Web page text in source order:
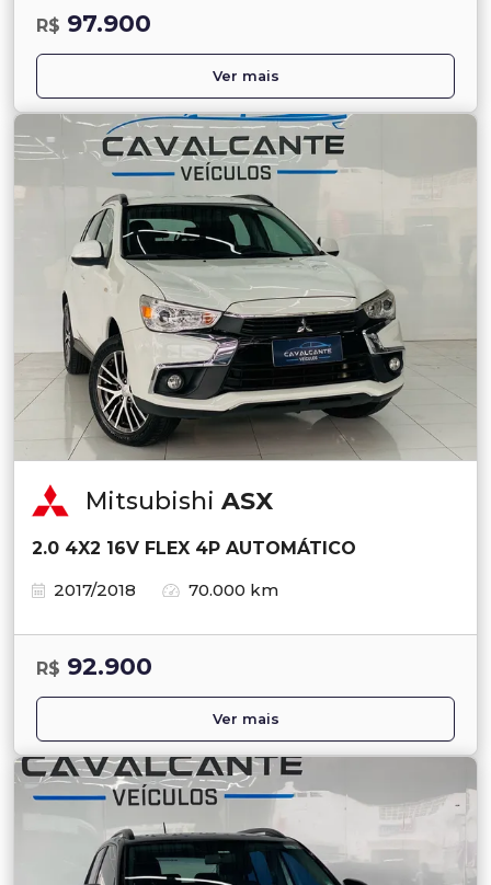
R$ 97.900
Ver mais
Mitsubishi ASX
2.0 4X2 16V FLEX 4P AUTOMÁTICO
2017/2018
70.000 km
R$ 92.900
Ver mais